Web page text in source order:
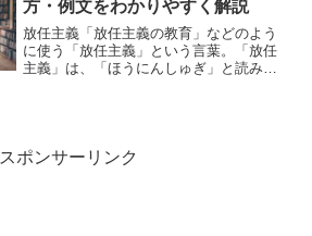
方・例文をわかりやすく解説
放任主義「放任主義の教育」などのよう
に使う「放任主義」という言葉。「放任
主義」は、「ほうにんしゅぎ」と読みま
スポンサーリンク